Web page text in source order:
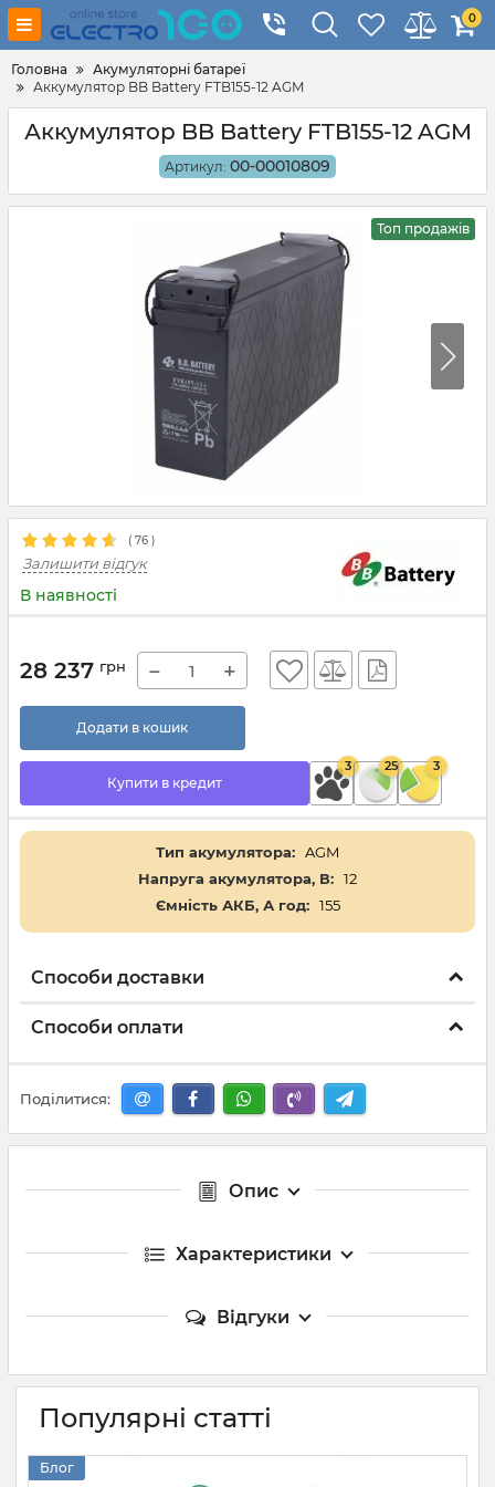
0
Головна
Акумуляторні батареї
Аккумулятор BB Battery FTB155-12 AGM
Аккумулятор BB Battery FTB155-12 AGM
Артикул: 00-00010809
Топ продажів
( 76 )
Залишити відгук
В наявності
28 237 грн − +
Додати в кошик
Купити в кредит
3 25 3
Тип акумулятора: AGM
Напруга акумулятора, В: 12
Ємність АКБ, А год: 155
Способи доставки
Способи оплати
Поділитися:
Опис
Характеристики
Відгуки
Популярні статті
Блог